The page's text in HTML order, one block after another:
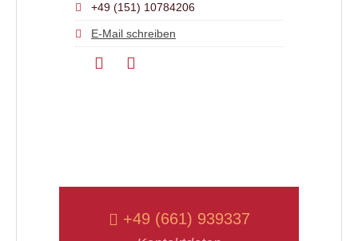
+49 (151) 10784206
E-Mail schreiben
+49 (661) 939337